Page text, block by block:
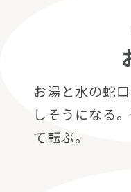
お湯と水の蛇
しそうになる
て転ぶ。